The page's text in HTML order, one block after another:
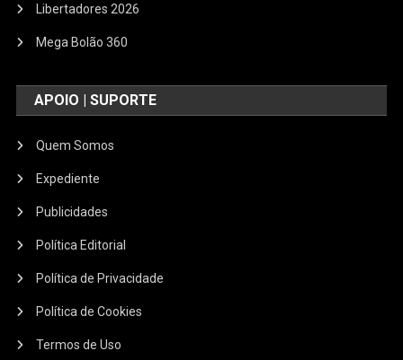
Libertadores 2026
Mega Bolão 360
APOIO | SUPORTE
Quem Somos
Expediente
Publicidades
Política Editorial
Política de Privacidade
Política de Cookies
Termos de Uso